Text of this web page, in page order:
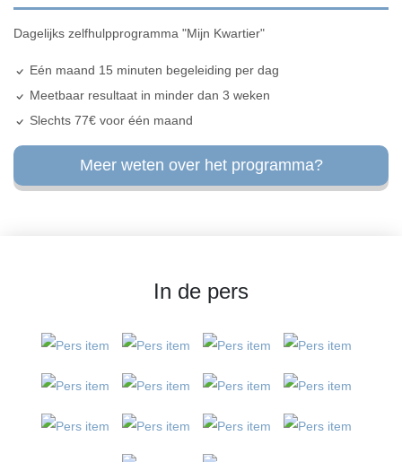
Dagelijks zelfhulpprogramma "Mijn Kwartier"
Eén maand 15 minuten begeleiding per dag
Meetbaar resultaat in minder dan 3 weken
Slechts 77€ voor één maand
Meer weten over het programma?
In de pers